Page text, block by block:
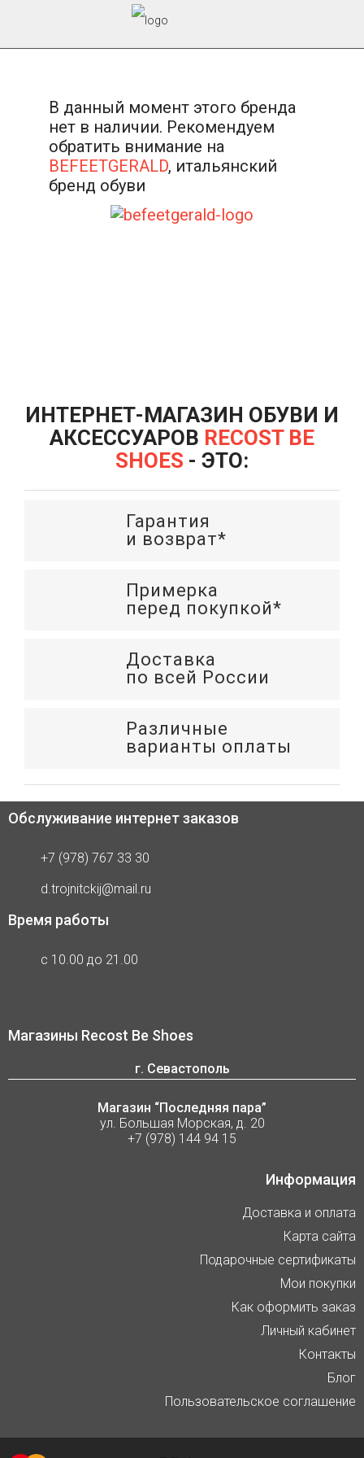
В данный момент этого бренда
нет в наличии. Рекомендуем
обратить внимание на
BEFEETGERALD, итальянский
бренд обуви
ИНТЕРНЕТ-МАГАЗИН ОБУВИ И
АКСЕССУАРОВ RECOST BE
SHOES - ЭТО:
Гарантия
и возврат*
Примерка
перед покупкой*
Доставка
по всей России
Различные
варианты оплаты
Обслуживание интернет заказов
+7 (978) 767 33 30
d.trojnitckij@mail.ru
Время работы
с 10.00 до 21.00
Магазины Recost Be Shoes
г. Севастополь
Магазин “Последняя пара”
ул. Большая Морская, д. 20
+7 (978) 144 94 15
Информация
Доставка и оплата
Карта сайта
Подарочные сертификаты
Мои покупки
Как оформить заказ
Личный кабинет
Контакты
Блог
Пользовательское соглашение